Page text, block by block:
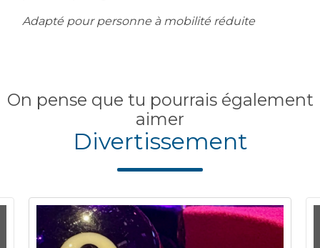
Adapté pour personne à mobilité réduite
On pense que tu pourrais également
aimer
Divertissement